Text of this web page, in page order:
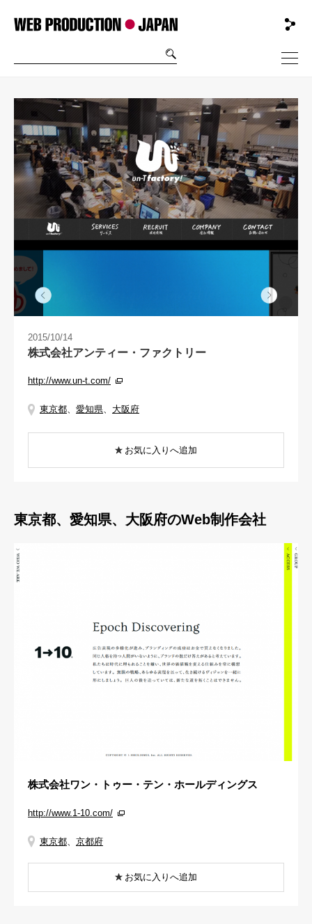
2015/10/14
株式会社アンティー・ファクトリー
http://www.un-t.com/
東京都 愛知県 大阪府
お気に入りへ追加
東京都、愛知県、大阪府のWeb制作会社
株式会社ワン・トゥー・テン・ホールディングス
http://www.1-10.com/
東京都、 京都府
お気に入りへ追加